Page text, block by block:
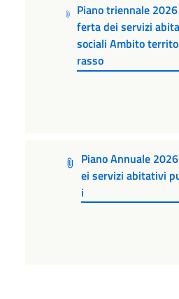
Piano triennale
ferta dei servizi
sociali Ambito
rasso
Piano Annuale
ei servizi abitativi
i